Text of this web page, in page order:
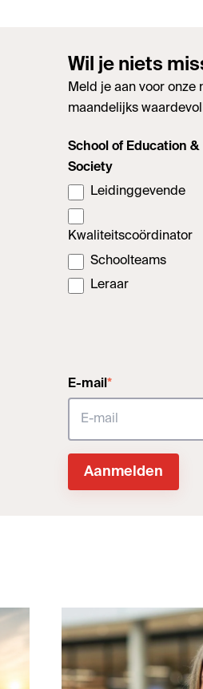
Wil je niets
Meld je aan voor onze
maandelijks
School of Education &
Society
Leidinggevende
Kwaliteitscoördinator
Schoolteams
Leraar
E-mail *